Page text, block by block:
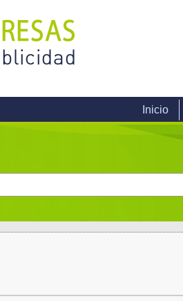
Inicio